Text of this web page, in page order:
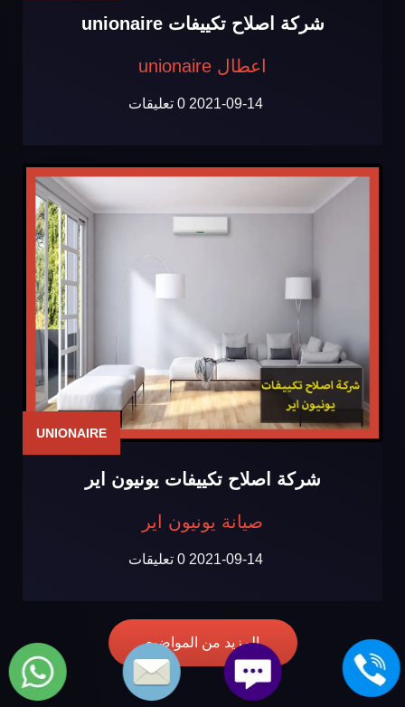
شركة اصلاح تكييفات unionaire
اعطال unionaire
2021-09-14 0 تعليقات
UNIONAIRE
شركة اصلاح تكييفات يونيون اير
صيانة يونيون اير
2021-09-14 0 تعليقات
المزيد من المواضيع